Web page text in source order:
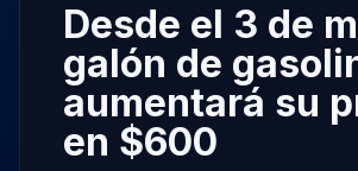
Desde el 3 de
galón de
aumentará su
en $600